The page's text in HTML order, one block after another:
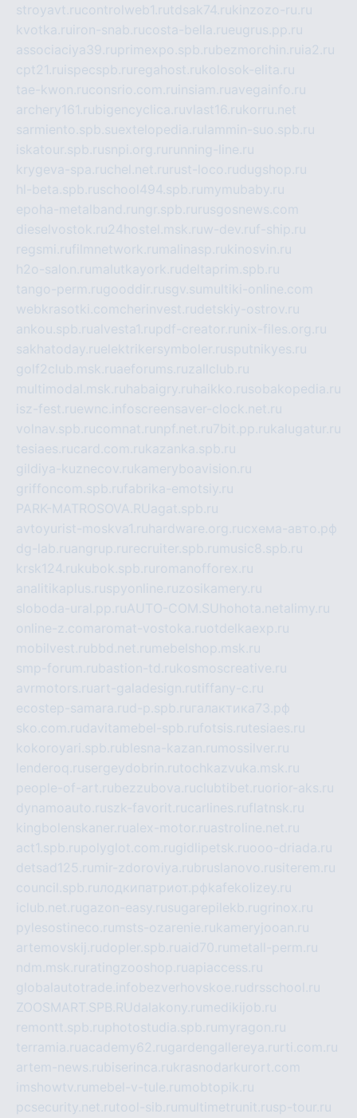
stroyavt.rucontrolweb1.rutdsak74.rukinzozo-ru.ru
kvotka.ru iron-snab.rucosta-bella.rueugrus.pp.ru
associaciya39.ruprimexpo.spb.rubezmorchin.ru ia2.ru
cpt21.ru ispecspb.ru regahost.rukolosok-elita.ru
tae-kwon.ruconsrio.com.ru insiam.ruavegainfo.ru
archery161.rubigencyclica.ruvlast16.rukorru.net
sarmiento.spb.suextelopedia.ru lammin-suo.spb.ru
iskatour.spb.rusnpi.org.ru running-line.ru
krygeva-spa.ruchel.net.ru rust-loco.rudugshop.ru
hl-beta.spb.ruschool494.spb.ru mymubaby.ru
epoha-metalband.ru ngr.spb.ru rusgosnews.com
dieselvostok.ru24hostel.msk.ruw-dev.ruf-ship.ru
regsmi.rufilmnetwork.ru malinasp.rukinosvin.ru
h2o-salon.ru malutkayork.rudeltaprim.spb.ru
tango-perm.rugooddir.rusgv.su multiki-online.com
webkrasotki.comcherinvest.rudetskiy-ostrov.ru
ankou.spb.rualvesta1.rupdf-creator.ru nix-files.org.ru
sakhatoday.ruelektrikersymboler.rusputnikyes.ru
golf2club.msk.ruaeforums.ruzallclub.ru
multimodal.msk.ru habaigry.ru haikko.rusobakopedia.ru
isz-fest.ruewnc.infoscreensaver-clock.net.ru
volnav.spb.rucomnat.ru npf.net.ru7bit.pp.rukalugatur.ru
tesiaes.rucard.com.rukazanka.spb.ru
gildiya-kuznecov.rukameryboavision.ru
griffoncom.spb.rufabrika-emotsiy.ru
PARK-MATROSOVA.RUagat.spb.ru
avtoyurist-moskva1.ru hardware.org.ruсхема-авто.рф
dg-lab.ruangrup.ru recruiter.spb.ru music8.spb.ru
krsk124.rukubok.spb.ru romanofforex.ru
analitikaplus.ruspyonline.ruzosikamery.ru
sloboda-ural.pp.ruAUTO-COM.SU hohota.netalimy.ru
online-z.comaromat-vostoka.ruotdelkaexp.ru
mobilvest.rubbd.net.ru mebelshop.msk.ru
smp-forum.rubastion-td.rukosmoscreative.ru
avrmotors.ruart-galadesign.rutiffany-c.ru
ecostep-samara.rud-p.spb.ru галактика73.рф
sko.com.rudavitamebel-spb.rufotsis.rutesiaes.ru
kokoroyari.spb.rublesna-kazan.ru mossilver.ru
lenderoq.rusergeydobrin.rutochkazvuka.msk.ru
people-of-art.rubezzubova.ruclubtibet.ruorior-aks.ru
dynamoauto.ruszk-favorit.rucarlines.ruflatnsk.ru
kingbolenskaner.rualex-motor.ruastroline.net.ru
act1.spb.rupolyglot.com.rugidlipetsk.ruooo-driada.ru
detsad125.ru mir-zdoroviya.rubruslanovo.rusiterem.ru
council.spb.ruлодкипатриот.рфkafekolizey.ru
iclub.net.rugazon-easy.rusugarepilekb.rugrinox.ru
pylesostineco.ru msts-ozarenie.rukameryjooan.ru
artemovskij.rudopler.spb.ruaid70.ru metall-perm.ru
ndm.msk.ru ratingzooshop.ruapiaccess.ru
globalautotrade.info bezverhovskoe.rudrsschool.ru
ZOOSMART.SPB.RUdalakony.ru medikijob.ru
remontt.spb.ruphotostudia.spb.ru myragon.ru
terramia.ruacademy62.rugardengallereya.ru rti.com.ru
artem-news.rubiserinca.rukrasnodarkurort.com
imshowtv.ru mebel-v-tule.ru mobtopik.ru
pcsecurity.net.rutool-sib.ru multimetrunit.rusp-tour.ru